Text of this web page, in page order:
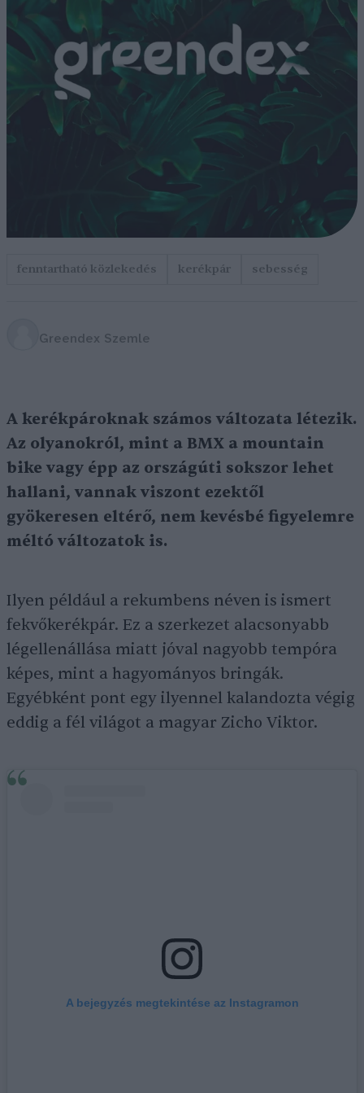
fenntartható közlekedés kerékpár sebesség
Greendex Szemle
A kerékpároknak számos változata létezik.
Az olyanokról, mint a BMX a mountain
bike vagy épp az országúti sokszor lehet
hallani, vannak viszont ezektől
gyökeresen eltérő, nem kevésbé figyelemre
méltó változatok is.
Ilyen például a rekumbens néven is ismert
fekvőkerékpár. Ez a szerkezet alacsonyabb
légellenállása miatt jóval nagyobb tempóra
képes, mint a hagyományos bringák.
Egyébként pont egy ilyennel kalandozta végig
eddig a fél világot a magyar Zicho Viktor.
A bejegyzés megtekintése az Instagramon